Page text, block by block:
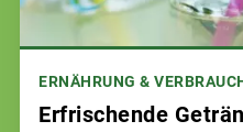
ERNÄHRUNG &
Erfrischende